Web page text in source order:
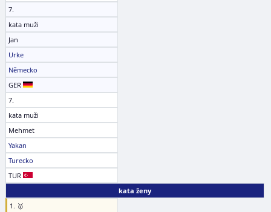
7.
kata muži
Jan
Urke
Německo
GER
7.
kata muži
Mehmet
Yakan
Turecko
TUR
kata ženy
1. 🥇